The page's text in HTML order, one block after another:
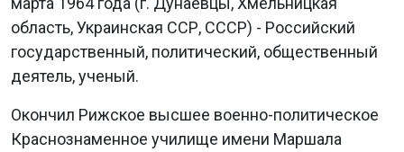
область, Украинская ССР, СССР) - Российский
государственный, политический, общественный
деятель, ученый.
Окончил Рижское высшее военно-политическое
Краснознаменное училище имени Маршала